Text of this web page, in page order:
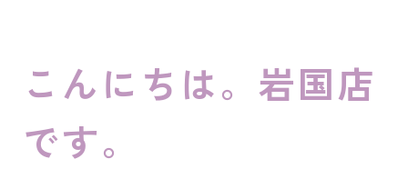
こんにちは。岩国店
です。